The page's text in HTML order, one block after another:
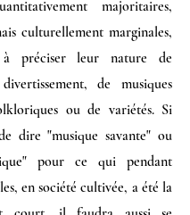
majoritaires,
culturellement marginales,
préciser leur nature de
de musiques
ou de variétés. Si
dire "musique savante" ou
pour ce qui pendant
en société cultivée, a été la